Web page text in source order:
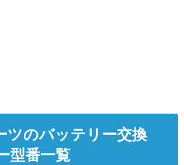
ツのバッテリー交換
型番一覧